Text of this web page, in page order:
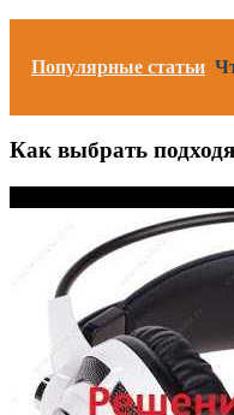
Популярные статьи
Как выбрать